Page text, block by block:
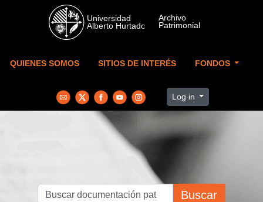
Skip to main content
QUIENES SOMOS SITIOS DE INTERÉS FONDOS
Log in
Buscar